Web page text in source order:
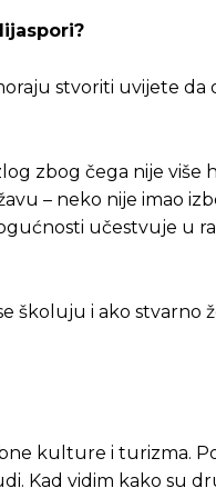
stvoriti uvijete da
zbog čega nije više
– neko nije imao
učestvuje u
školuju i ako stvarno
kulture i turizma.
Kad vidim kako su